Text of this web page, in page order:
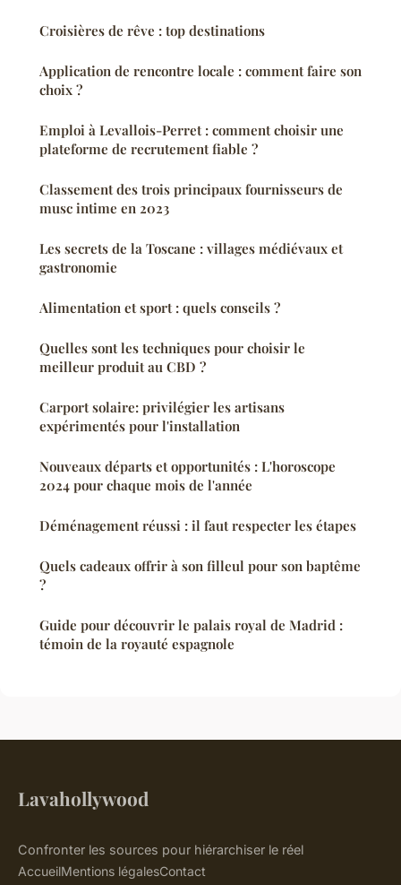
Croisières de rêve : top destinations
Application de rencontre locale : comment faire son
choix ?
Emploi à Levallois-Perret : comment choisir une
plateforme de recrutement fiable ?
Classement des trois principaux fournisseurs de
musc intime en 2023
Les secrets de la Toscane : villages médiévaux et
gastronomie
Alimentation et sport : quels conseils ?
Quelles sont les techniques pour choisir le
meilleur produit au CBD ?
Carport solaire: privilégier les artisans
expérimentés pour l'installation
Nouveaux départs et opportunités : L'horoscope
2024 pour chaque mois de l'année
Déménagement réussi : il faut respecter les étapes
Quels cadeaux offrir à son filleul pour son baptême
?
Guide pour découvrir le palais royal de Madrid :
témoin de la royauté espagnole
Lavahollywood
Confronter les sources pour hiérarchiser le réel
AccueilMentions légalesContact